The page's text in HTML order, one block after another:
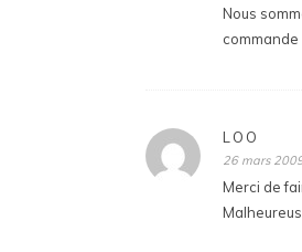
Nous
commande
LOO
26 mars
Merci de